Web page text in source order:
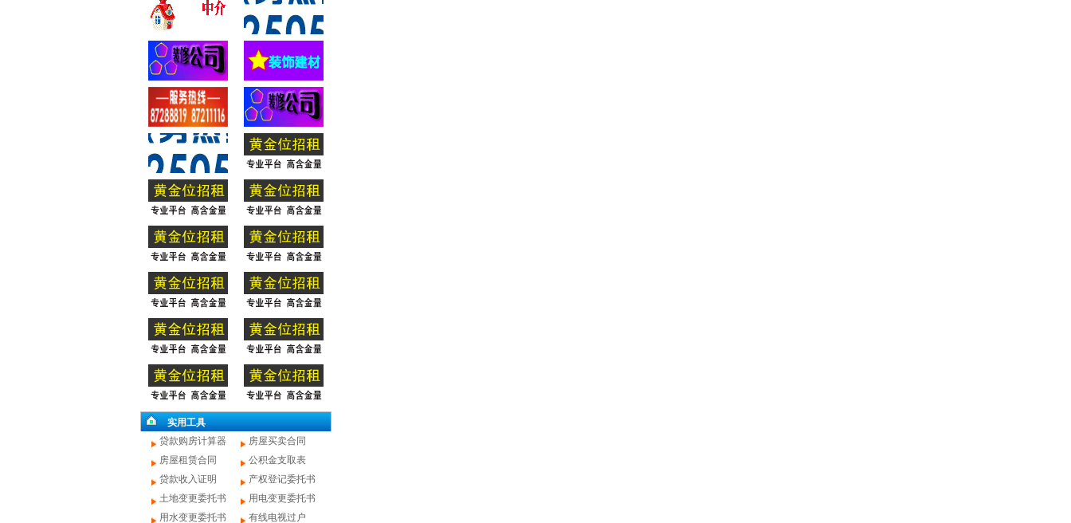
实用工具
贷款购房计算器
房屋买卖合同
房屋租赁合同
公积金支取表
贷款收入证明
产权登记委托书
土地变更委托书
用电变更委托书
用水变更委托书
有线电视过户